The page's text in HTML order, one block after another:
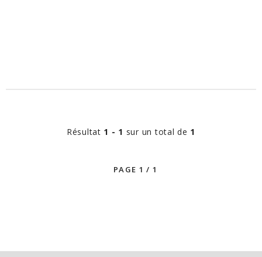
Résultat 1 - 1 sur un total de 1